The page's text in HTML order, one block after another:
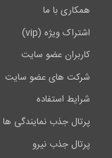
همکاری با ما
اشتراک ویژه (vip)
کاربران عضو سایت
شرکت های عضو سایت
شرایط استفاده
پرتال جذب نمایندگی ها
پرتال جذب نیرو